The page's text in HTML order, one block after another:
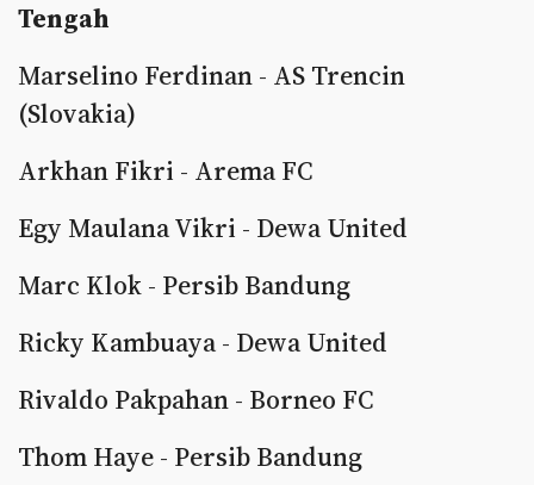
Tengah
Marselino Ferdinan - AS Trencin
(Slovakia)
Arkhan Fikri - Arema FC
Egy Maulana Vikri - Dewa United
Marc Klok - Persib Bandung
Ricky Kambuaya - Dewa United
Rivaldo Pakpahan - Borneo FC
Thom Haye - Persib Bandung